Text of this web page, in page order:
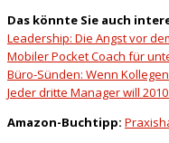
Das könnte Sie auch
Leadership: Die Angst vor
Mobiler Pocket Coach für
Büro-Sünden: Wenn
Jeder dritte Manager will
Amazon-Buchtipp: